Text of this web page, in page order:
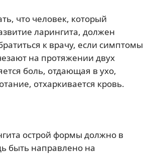
что человек, который
ларингита, должен
к врачу, если симптомы
на протяжении двух
боль, отдающая в ухо,
отхаркивается кровь.
острой формы должно в
быть направлено на